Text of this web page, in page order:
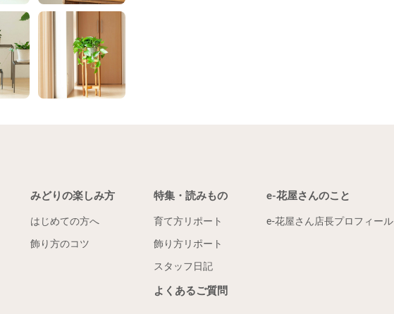
みどりの楽しみ方
はじめての方へ
飾り方のコツ
特集・読みもの
育て方リポート
飾り方リポート
スタッフ日記
よくあるご質問
e-花屋さんのこと
e-花屋さん店長プロフィール